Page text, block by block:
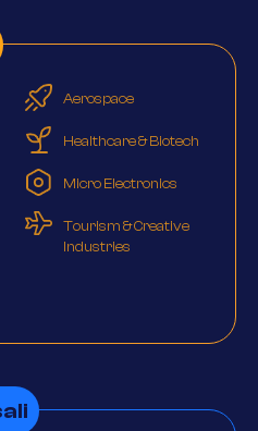
Aerospace
Healthcare & Biotech
Micro Electronics
Tourism & Creative
Industries